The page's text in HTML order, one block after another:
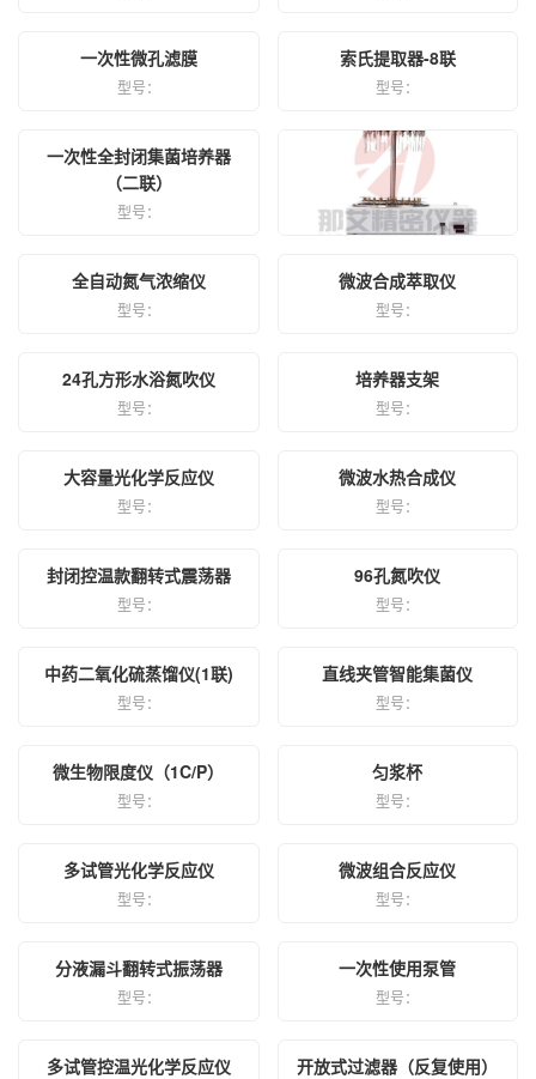
一次性微孔滤膜
型号：
索氏提取器-8联
型号：
一次性全封闭集菌培养器
（二联）
型号：
型号：
全自动氮气浓缩仪
型号：
微波合成萃取仪
型号：
24孔方形水浴氮吹仪
型号：
培养器支架
型号：
大容量光化学反应仪
型号：
微波水热合成仪
型号：
封闭控温款翻转式震荡器
型号：
96孔氮吹仪
型号：
中药二氧化硫蒸馏仪(1联)
型号：
直线夹管智能集菌仪
型号：
微生物限度仪（1C/P）
型号：
匀浆杯
型号：
多试管光化学反应仪
型号：
微波组合反应仪
型号：
分液漏斗翻转式振荡器
型号：
一次性使用泵管
型号：
多试管控温光化学反应仪 开放式过滤器（反复使用）